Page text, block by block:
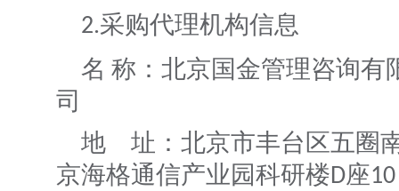
2.采购代理机构信息
名 称：北京国金管理咨询有
司
地 址：北京市丰台区五圈
京海格通信产业园科研楼D座10